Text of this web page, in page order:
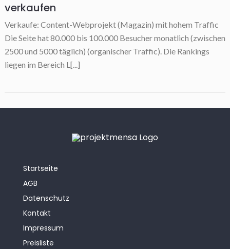
verkaufen
Verkaufe: Content-Webprojekt (Magazin) mit hohem Traffic
Die Seite hat 80.000 bis 100.000 Besucher monatlich (zwischen
2500 und 5000 täglich) (organischer Traffic). Die Rankings
liegen im Bereich L[...]
Startseite
AGB
Datenschutz
Kontakt
Impressum
Preisliste